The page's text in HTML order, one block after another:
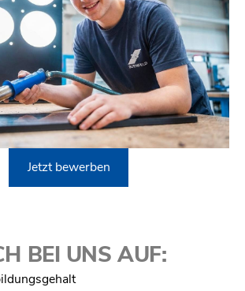
Jetzt bewerben
BEI UNS AUF: